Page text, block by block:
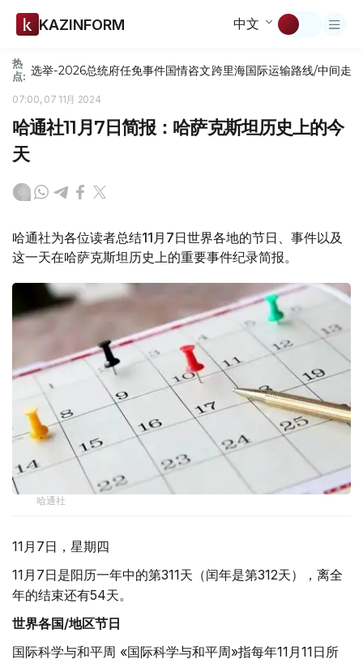
KAZINFORM 中文
热
点: 选举-2026总统府任免事件国情咨文跨里海国际运输路线/中间走廊
07:00, 07 11月 2024
哈通社11月7日简报：哈萨克斯坦历史上的今
天
哈通社为各位读者总结11月7日世界各地的节日、事件以及
这一天在哈萨克斯坦历史上的重要事件纪录简报。
哈通社
11月7日，星期四
11月7日是阳历一年中的第311天（闰年是第312天），离全
年的结束还有54天。
世界各国/地区节日
国际科学与和平周 «国际科学与和平周»指每年11月11日所